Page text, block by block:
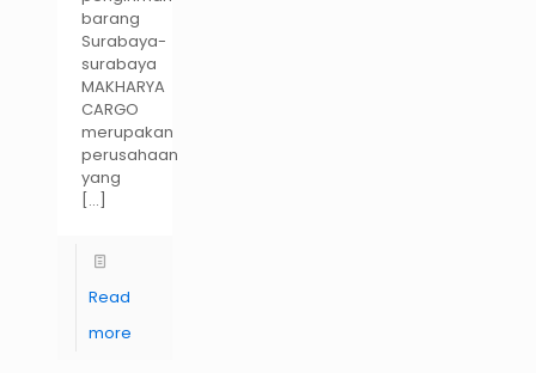
barang
Surabaya-
surabaya
MAKHARYA
CARGO
merupakan
perusahaan
yang
[…]
Read
more